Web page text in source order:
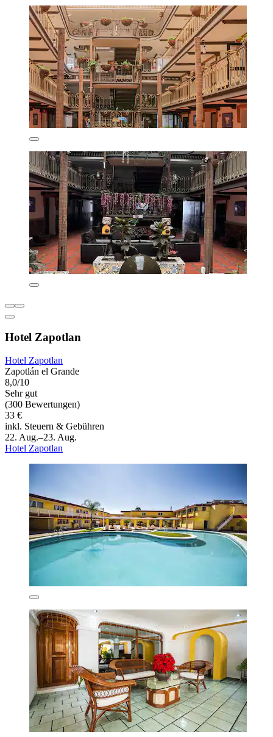
Hotel Zapotlan
Hotel Zapotlan
Zapotlán el Grande
8,0/10
Sehr gut
(300 Bewertungen)
33 €
inkl. Steuern & Gebühren
22. Aug.–23. Aug.
Hotel Zapotlan